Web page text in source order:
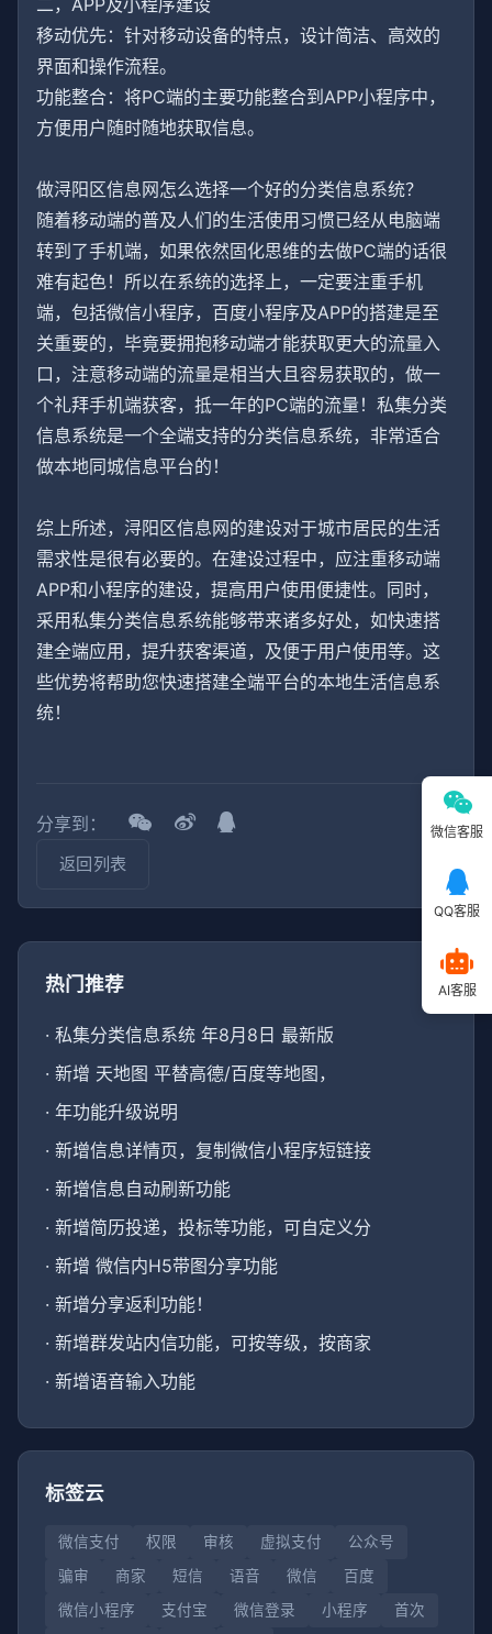
二，APP及小程序建设
移动优先：针对移动设备的特点，设计简洁、高效的
界面和操作流程。
功能整合：将PC端的主要功能整合到APP小程序中，
方便用户随时随地获取信息。
做浔阳区信息网怎么选择一个好的分类信息系统？
随着移动端的普及人们的生活使用习惯已经从电脑端
转到了手机端，如果依然固化思维的去做PC端的话很
难有起色！所以在系统的选择上，一定要注重手机
端，包括微信小程序，百度小程序及APP的搭建是至
关重要的，毕竟要拥抱移动端才能获取更大的流量入
口，注意移动端的流量是相当大且容易获取的，做一
个礼拜手机端获客，抵一年的PC端的流量！私集分类
信息系统是一个全端支持的分类信息系统，非常适合
做本地同城信息平台的！
综上所述，浔阳区信息网的建设对于城市居民的生活
需求性是很有必要的。在建设过程中，应注重移动端
APP和小程序的建设，提高用户使用便捷性。同时，
采用私集分类信息系统能够带来诸多好处，如快速搭
建全端应用，提升获客渠道，及便于用户使用等。这
些优势将帮助您快速搭建全端平台的本地生活信息系
统！
分享到：
返回列表
热门推荐
· 私集分类信息系统 年8月8日 最新版
· 新增 天地图 平替高德/百度等地图，
· 年功能升级说明
· 新增信息详情页，复制微信小程序短链接
· 新增信息自动刷新功能
· 新增简历投递，投标等功能，可自定义分
· 新增 微信内H5带图分享功能
· 新增分享返利功能！
· 新增群发站内信功能，可按等级，按商家
· 新增语音输入功能
标签云
微信支付 权限 审核 虚拟支付
公众号
骗审
商家 短信 语音 微信
百度
微信小程序
支付宝 微信登录 小程序
首次
微信客服
QQ客服
AI客服